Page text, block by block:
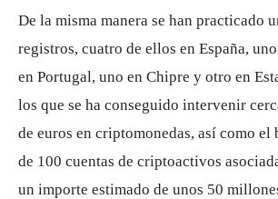
De la misma manera se han practicado
registros, cuatro de ellos en España,
en Portugal, uno en Chipre y otro en
los que se ha conseguido intervenir
de euros en criptomonedas, así como el
de 100 cuentas de criptoactivos
un importe estimado de unos 50